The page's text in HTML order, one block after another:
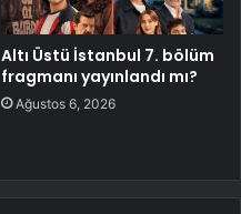
Altı Üstü İstanbul 7. bölüm
fragmanı yayınlandı mı?
Ağustos 6, 2026